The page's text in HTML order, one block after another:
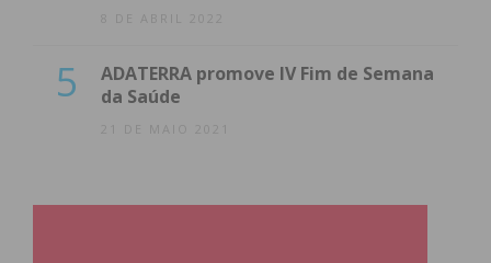
8 DE ABRIL 2022
5
ADATERRA promove IV Fim de Semana
da Saúde
21 DE MAIO 2021